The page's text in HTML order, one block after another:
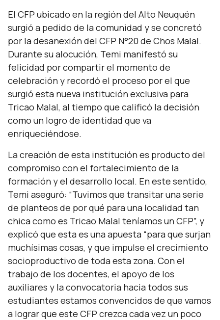
El CFP ubicado en la región del Alto Neuquén
surgió a pedido de la comunidad y se concretó
por la desanexión del CFP N°20 de Chos Malal.
Durante su alocución, Temi manifestó su
felicidad por compartir el momento de
celebración y recordó el proceso por el que
surgió esta nueva institución exclusiva para
Tricao Malal, al tiempo que calificó la decisión
como un logro de identidad que va
enriqueciéndose.
La creación de esta institución es producto del
compromiso con el fortalecimiento de la
formación y el desarrollo local. En este sentido,
Temi aseguró: “Tuvimos que transitar una serie
de planteos de por qué para una localidad tan
chica como es Tricao Malal teníamos un CFP”, y
explicó que esta es una apuesta “para que surjan
muchísimas cosas, y que impulse el crecimiento
socioproductivo de toda esta zona. Con el
trabajo de los docentes, el apoyo de los
auxiliares y la convocatoria hacia todos sus
estudiantes estamos convencidos de que vamos
a lograr que este CFP crezca cada vez un poco